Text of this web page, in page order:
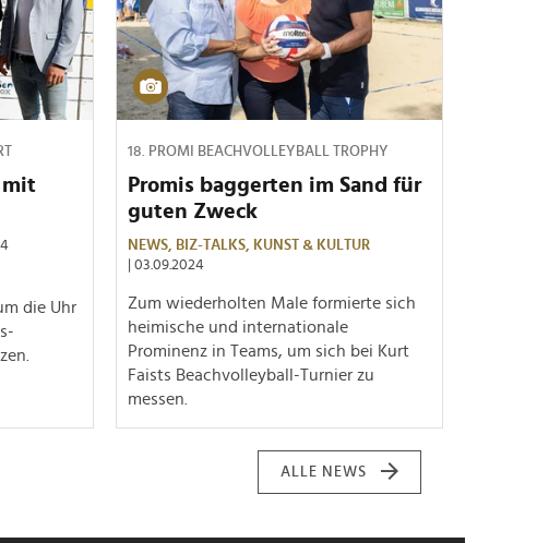
mit
die Uhr
18. PROMI BEACHVOLLEYBALL TROPHY
Promis baggerten im Sand für
guten Zweck
NEWS, BIZ-TALKS,
KUNST & KULTUR
| 03.09.2024
Zum wiederholten Male formierte sich
heimische und internationale
Prominenz in Teams, um sich bei Kurt
Faists Beachvolleyball-Turnier zu
messen.
ALLE NEWS